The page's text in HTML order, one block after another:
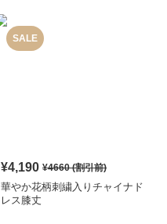
SALE
¥4,190 ¥4660(割引前)
華やか花柄刺繍入りチャイナド
レス膝丈